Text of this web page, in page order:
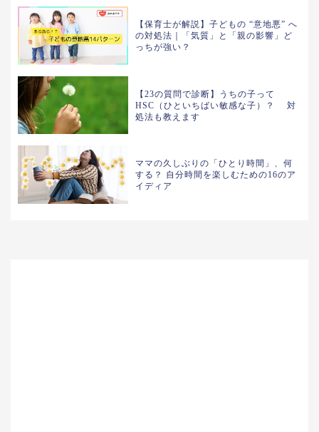
【保育士が解説】子どもの “意地悪” へ
の対処法｜「気質」と「親の影響」ど
っちが強い？
【23の質問で診断】うちの子って
HSC（ひといちばい敏感な子）？ 対
処法も教えます
ママの久しぶりの「ひとり時間」、何
する？ 自分時間を楽しむための16のア
イディア